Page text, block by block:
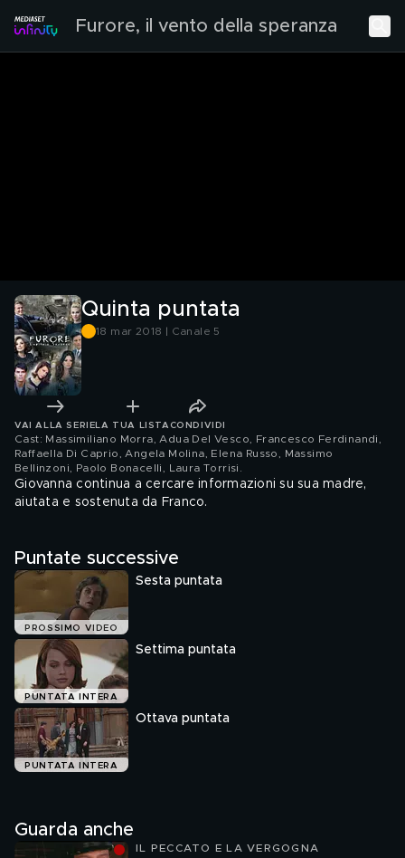
Furore, il vento della speranza
Quinta puntata
18 mar 2018 | Canale 5
VAI ALLA SERIE LA TUA LISTA CONDIVIDI
Cast: Massimiliano Morra, Adua Del Vesco, Francesco Ferdinandi,
Raffaella Di Caprio, Angela Molina, Elena Russo, Massimo
Bellinzoni, Paolo Bonacelli, Laura Torrisi
Giovanna continua a cercare informazioni su sua madre,
aiutata e sostenuta da Franco.
Puntate successive
PROSSIMO VIDEO
Sesta puntata
PUNTATA INTERA
Settima puntata
PUNTATA INTERA
Ottava puntata
Guarda anche
IL PECCATO E LA VERGOGNA